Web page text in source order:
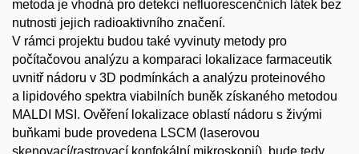
metoda je vhodná pro detekci nefluorescenčních látek bez
nutnosti jejich radioaktivního značení.
V rámci projektu budou také vyvinuty metody pro
počítačovou analýzu a komparaci lokalizace farmaceutik
uvnitř nádoru v 3D podmínkách a analýzu proteinového
a lipidového spektra viabilních buněk získaného metodou
MALDI MSI. Ověření lokalizace oblastí nádoru s živými
buňkami bude provedena LSCM (laserovou
skenovací/rastrovací konfokální mikroskopií), bude tedy